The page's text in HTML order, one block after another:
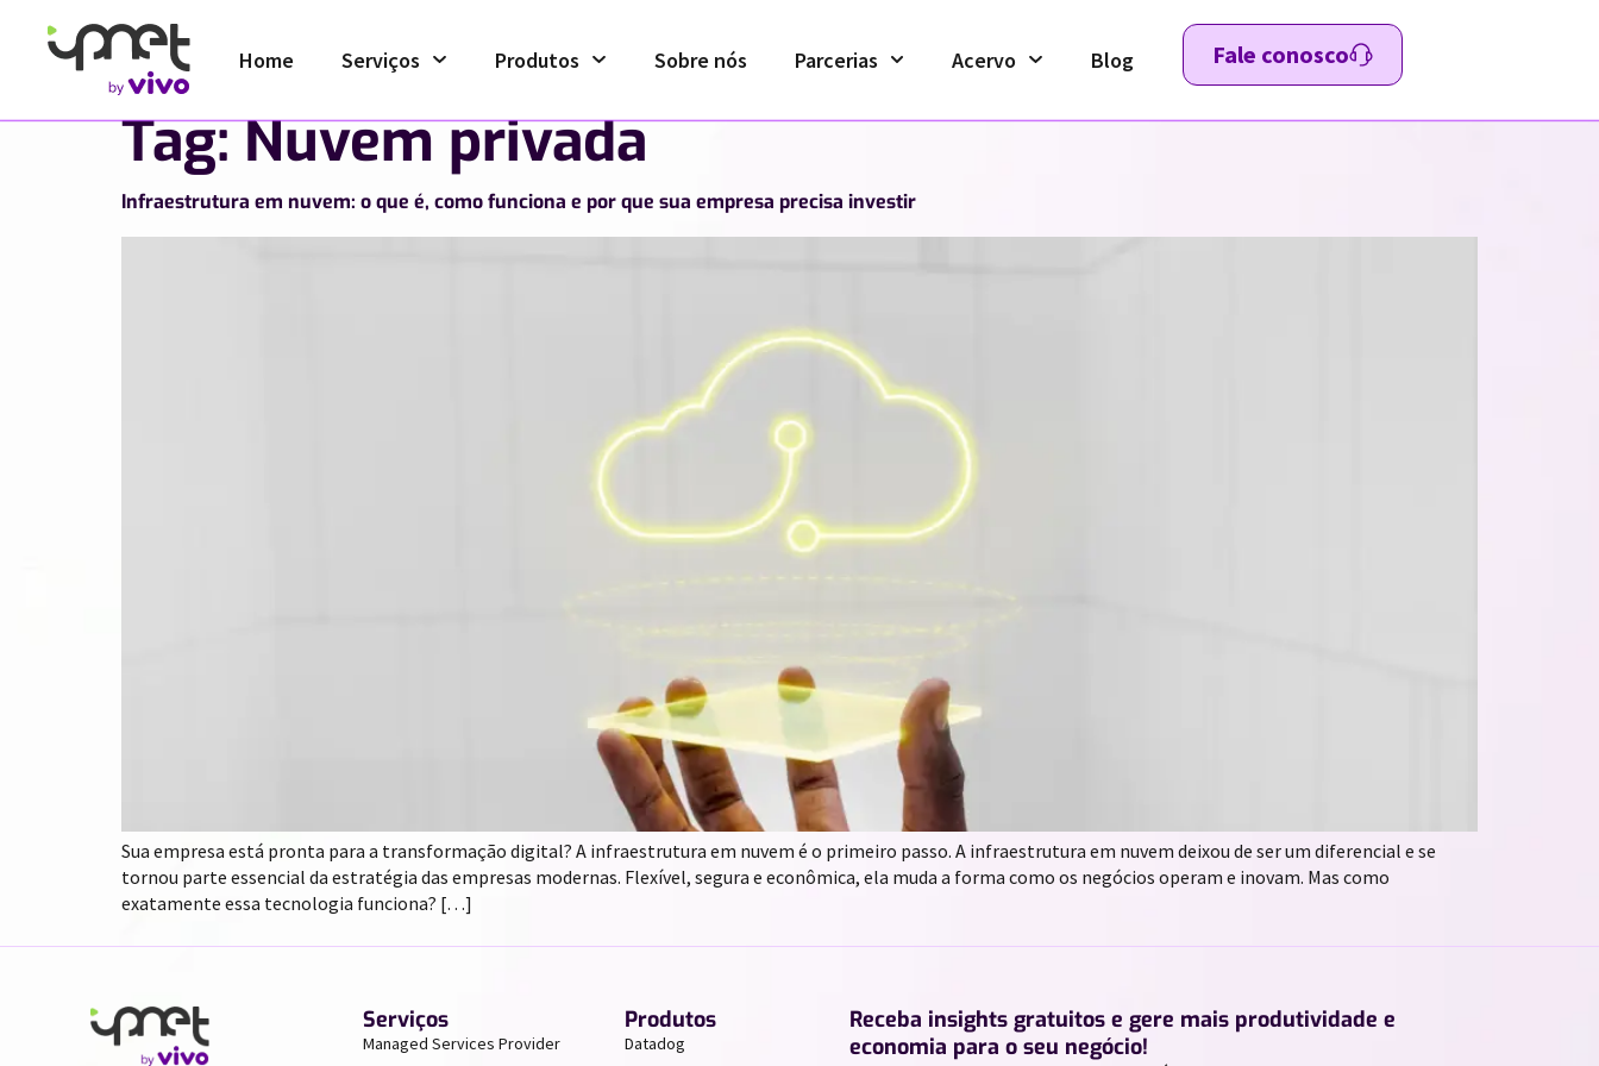
Home Serviços Produtos Sobre nós Parcerias Acervo Blog Fale conosco
Tag:Nuvem privada
Infraestrutura em nuvem: o que é, como funciona e por que sua empresa precisa investir
Sua empresa está pronta para a transformação digital? A infraestrutura em nuvem é o primeiro passo. A infraestrutura em nuvem deixou de ser um diferencial e se
tornou parte essencial da estratégia das empresas modernas. Flexível, segura e econômica, ela muda a forma como os negócios operam e inovam. Mas como
exatamente essa tecnologia funciona? […]
Serviços
Managed Services Provider
Produtos
Datadog
Receba insights gratuitos e gere mais produtividade e
economia para o seu negócio!